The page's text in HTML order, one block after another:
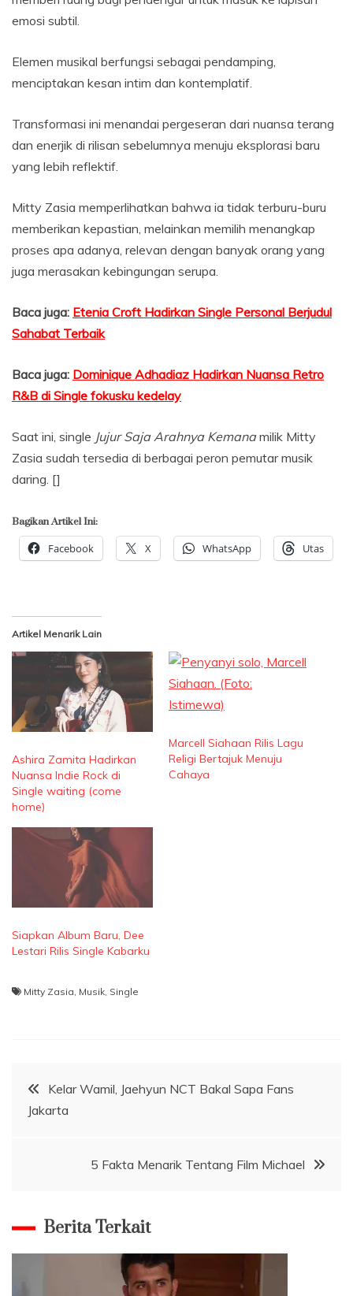
emosi subtil.
Elemen musikal berfungsi sebagai pendamping,
menciptakan kesan intim dan kontemplatif.
Transformasi ini menandai pergeseran dari nuansa terang
dan enerjik di rilisan sebelumnya menuju eksplorasi baru
yang lebih reflektif.
Mitty Zasia memperlihatkan bahwa ia tidak terburu-buru
memberikan kepastian, melainkan memilih menangkap
proses apa adanya, relevan dengan banyak orang yang
juga merasakan kebingungan serupa.
Baca juga: Etenia Croft Hadirkan Single Personal Berjudul
Sahabat Terbaik
Baca juga: Dominique Adhadiaz Hadirkan Nuansa Retro
R&B di Single fokusku kedelay
Saat ini, single Jujur Saja Arahnya Kemanamilik Mitty
Zasia sudah tersedia di berbagai peron pemutar musik
daring. []
Bagikan Artikel Ini:
Facebook X WhatsApp Utas
Artikel Menarik Lain
Ashira Zamita Hadirkan
Nuansa Indie Rock di
Single waiting (come
home)
Marcell Siahaan Rilis Lagu
Religi Bertajuk Menuju
Cahaya
Siapkan Album Baru, Dee
Lestari Rilis Single Kabarku
Mitty Zasia, Musik, Single
Navigasi
pos
Kelar Wamil, Jaehyun NCT Bakal Sapa Fans
Jakarta
5 Fakta Menarik Tentang Film Michael
Berita Terkait